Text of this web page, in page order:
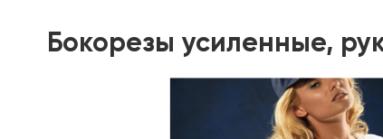
Бокорезы усиленные,